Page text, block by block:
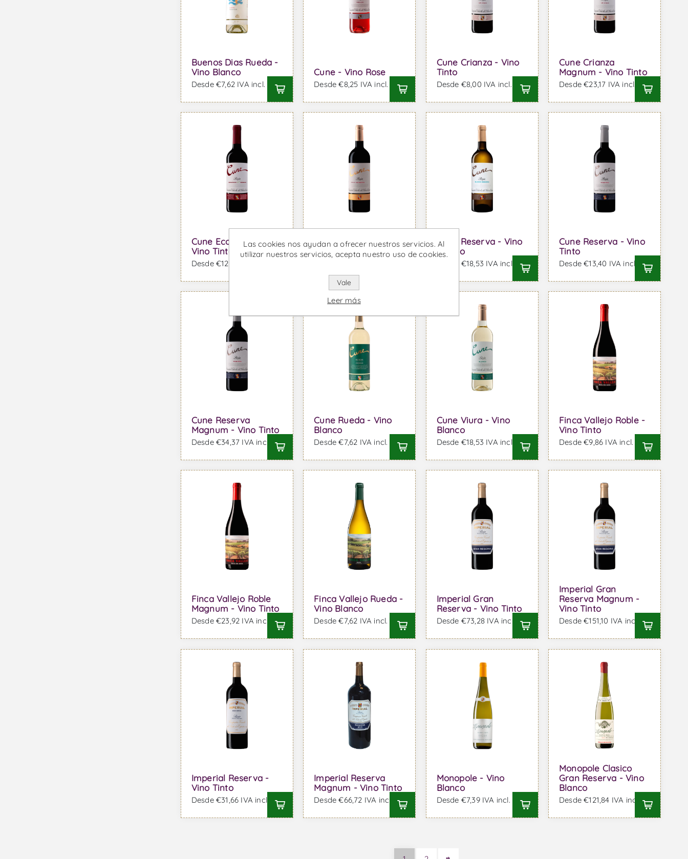
Buenos Dias Rueda -
Vino Blanco
Desde €7,62 IVA incl.
Cune - Vino Rose
Desde €8,25 IVA incl.
Cune Crianza - Vino
Tinto
Desde €8,00 IVA incl.
Cune Crianza
Magnum - Vino Tinto
Desde €23,17 IVA incl.
Cune Ecologico -
Vino Tinto
Desde €12,38 IVA incl.
Cune Gran Reserva -
Vino Tinto
Cune Reserva - Vino
Blanco
Desde €18,53 IVA incl.
Cune Reserva - Vino
Tinto
Desde €13,40 IVA incl.
Cune Reserva
Magnum - Vino Tinto
Desde €34,37 IVA incl.
Cune Rueda - Vino
Blanco
Desde €7,62 IVA incl.
Cune Viura - Vino
Blanco
Desde €18,53 IVA incl.
Finca Vallejo Roble -
Vino Tinto
Desde €9,86 IVA incl.
Finca Vallejo Roble
Magnum - Vino Tinto
Desde €23,92 IVA incl.
Finca Vallejo Rueda -
Vino Blanco
Desde €7,62 IVA incl.
Imperial Gran
Reserva - Vino Tinto
Desde €73,28 IVA incl.
Imperial Gran
Reserva Magnum -
Vino Tinto
Desde €151,10 IVA incl.
Imperial Reserva -
Vino Tinto
Desde €31,66 IVA incl.
Imperial Reserva
Magnum - Vino Tinto
Desde €66,72 IVA incl.
Monopole - Vino
Blanco
Desde €7,39 IVA incl.
Monopole Clasico
Gran Reserva - Vino
Blanco
Desde €121,84 IVA incl.
Las cookies nos ayudan a ofrecer nuestros servicios. Al
utilizar nuestros servicios, acepta nuestro uso de cookies.
Vale
Leer más